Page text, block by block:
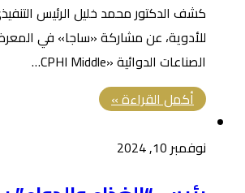
كشف الدكتور محمد خليل الرئيس
للأدوية، عن مشاركة «ساجا» في
الصناعات الدوائية «CPHI Middle…
أكمل القراءة »
نوفمبر 10, 2024